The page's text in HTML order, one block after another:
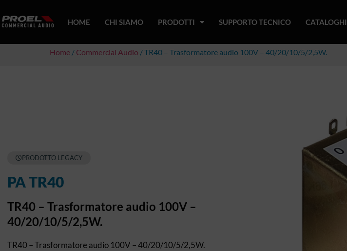
HOME CHI SIAMO PRODOTTI SUPPORTO TECNICO CATALOGHI
Home / Commercial Audio / TR40 – Trasformatore audio 100V – 40/20/10/5/2,5W.
PRODOTTO LEGACY
PA TR40
TR40 – Trasformatore audio 100V –
40/20/10/5/2,5W.
TR40 – Trasformatore audio 100V – 40/20/10/5/2,5W.